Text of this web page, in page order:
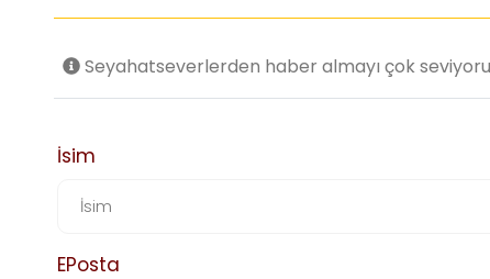
Seyahatseverlerden haber almayı çok
İsim
EPosta